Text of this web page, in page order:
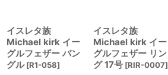
イスレタ族
Michael kirk イー
グルフェザー バン
グル [R1-058]
イスレタ族
Michael kirk イー
グルフェザー リン
グ 17号 [RIR-0007]